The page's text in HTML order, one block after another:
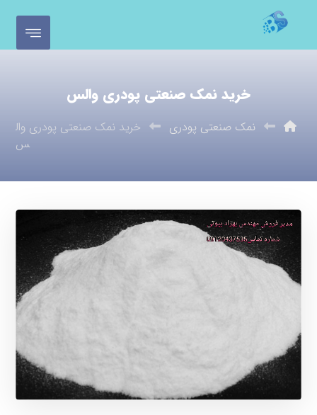
خرید نمک صنعتی پودری والس
نمک صنعتی پودری
خرید نمک صنعتی پودری وال
س